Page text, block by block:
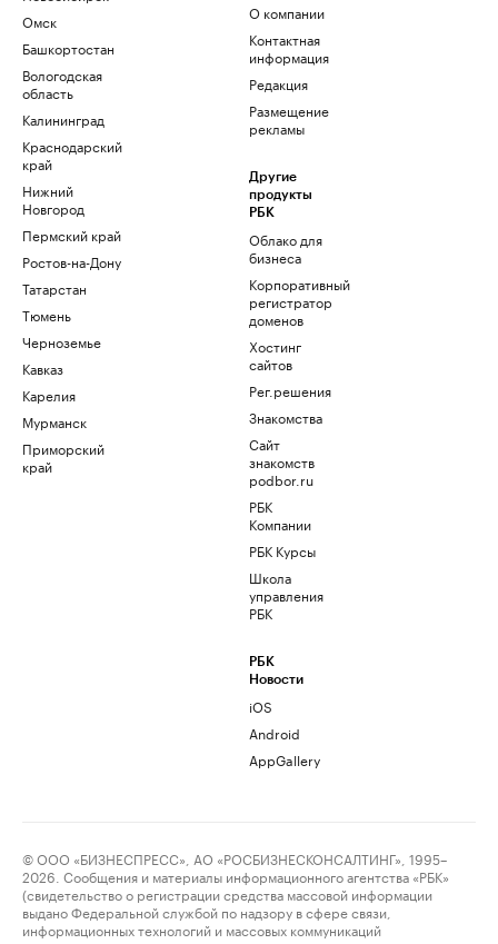
Омск
Башкортостан
Вологодская
область
Калининград
Краснодарский
край
Нижний
Новгород
Пермский край
Ростов-на-Дону
Татарстан
Тюмень
Черноземье
Кавказ
Карелия
Мурманск
Приморский
край
О компании
Контактная
информация
Редакция
Размещение
рекламы
Другие
продукты
РБК
Облако для
бизнеса
Корпоративный
регистратор
доменов
Хостинг
сайтов
Рег.решения
Знакомства
Сайт
знакомств
podbor.ru
РБК
Компании
РБК Курсы
Школа
управления
РБК
РБК
Новости
iOS
Android
AppGallery
© ООО «БИЗНЕСПРЕСС», АО «РОСБИЗНЕСКОНСАЛТИНГ», 1995–
2026. Сообщения и материалы информационного агентства «РБК»
(свидетельство о регистрации средства массовой информации
выдано Федеральной службой по надзору в сфере связи,
информационных технологий и массовых коммуникаций